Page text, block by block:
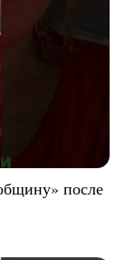
после